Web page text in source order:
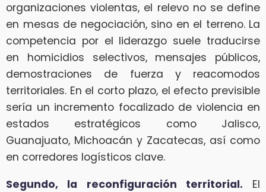
organizaciones violentas, el relevo no se define
en mesas de negociación, sino en el terreno. La
competencia por el liderazgo suele traducirse
en homicidios selectivos, mensajes públicos,
demostraciones de fuerza y reacomodos
territoriales. En el corto plazo, el efecto previsible
sería un incremento focalizado de violencia en
estados estratégicos como Jalisco,
Guanajuato, Michoacán y Zacatecas, así como
en corredores logísticos clave.
Segundo, la reconfiguración territorial. El